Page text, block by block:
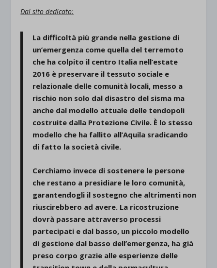
Dal sito dedicato:
La difficoltà più grande nella gestione di
un’emergenza come quella del terremoto
che ha colpito il centro Italia nell’estate
2016 è preservare il tessuto sociale e
relazionale delle comunità locali, messo a
rischio non solo dal disastro del sisma ma
anche dal modello attuale delle tendopoli
costruite dalla Protezione Civile. È lo stesso
modello che ha fallito all’Aquila sradicando
di fatto la società civile.
Cerchiamo invece di sostenere le persone
che restano a presidiare le loro comunità,
garantendogli il sostegno che altrimenti non
riuscirebbero ad avere. La ricostruzione
dovrà passare attraverso processi
partecipati e dal basso, un piccolo modello
di gestione dal basso dell’emergenza, ha già
preso corpo grazie alle esperienze delle